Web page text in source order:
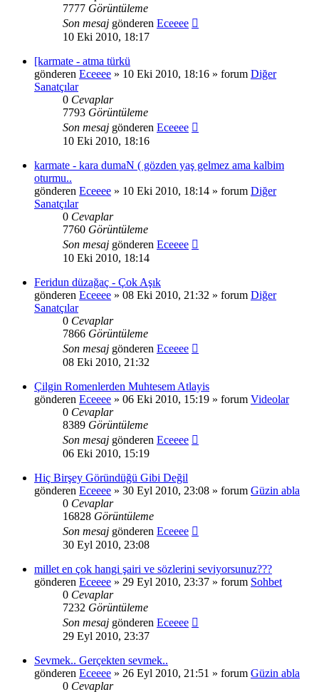
7777 Görüntüleme
Son mesaj gönderen Eceeee
10 Eki 2010, 18:17
[karmate - atma türkü
gönderen Eceeee » 10 Eki 2010, 18:16 » forum Diğer
Sanatçılar
0 Cevaplar
7793 Görüntüleme
Son mesaj gönderen Eceeee
10 Eki 2010, 18:16
karmate - kara dumaN ( gözden yaş gelmez ama kalbim
oturmu..
gönderen Eceeee » 10 Eki 2010, 18:14 » forum Diğer
Sanatçılar
0 Cevaplar
7760 Görüntüleme
Son mesaj gönderen Eceeee
10 Eki 2010, 18:14
Feridun düzağaç - Çok Aşık
gönderen Eceeee » 08 Eki 2010, 21:32 » forum Diğer
Sanatçılar
0 Cevaplar
7866 Görüntüleme
Son mesaj gönderen Eceeee
08 Eki 2010, 21:32
Çilgin Romenlerden Muhtesem Atlayis
gönderen Eceeee » 06 Eki 2010, 15:19 » forum Videolar
0 Cevaplar
8389 Görüntüleme
Son mesaj gönderen Eceeee
06 Eki 2010, 15:19
Hiç Birşey Göründüğü Gibi Değil
gönderen Eceeee » 30 Eyl 2010, 23:08 » forum Güzin abla
0 Cevaplar
16828 Görüntüleme
Son mesaj gönderen Eceeee
30 Eyl 2010, 23:08
millet en çok hangi şairi ve sözlerini seviyorsunuz???
gönderen Eceeee » 29 Eyl 2010, 23:37 » forum Sohbet
0 Cevaplar
7232 Görüntüleme
Son mesaj gönderen Eceeee
29 Eyl 2010, 23:37
Sevmek.. Gerçekten sevmek..
gönderen Eceeee » 26 Eyl 2010, 21:51 » forum Güzin abla
0 Cevaplar